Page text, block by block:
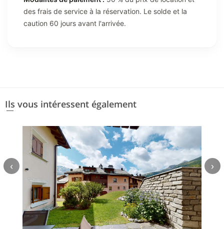
des frais de service à la réservation. Le solde et la
caution 60 jours avant l'arrivée.
Ils vous intéressent également
‹ ›